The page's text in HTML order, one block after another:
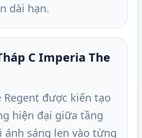
dài hạn.
C Imperia The
Regent được kiến tạo
hiện đại giữa tầng
ánh sáng len vào từng